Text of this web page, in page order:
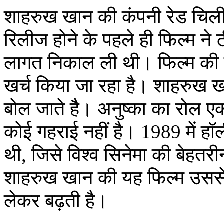
शाहरुख खान की कंपनी रेड
रिलीज होने के पहले ही फिल्म ने
लागत निकाल ली थी। फिल्म की
खर्च किया जा रहा है। शाहरुख
बोल जाते हैै। अनुष्का का रोल
कोई गहराई नहीं है। 1989 में
थी, जिसे विश्व सिनेमा की
शाहरुख खान की यह फिल्म
लेकर बढ़ती है।